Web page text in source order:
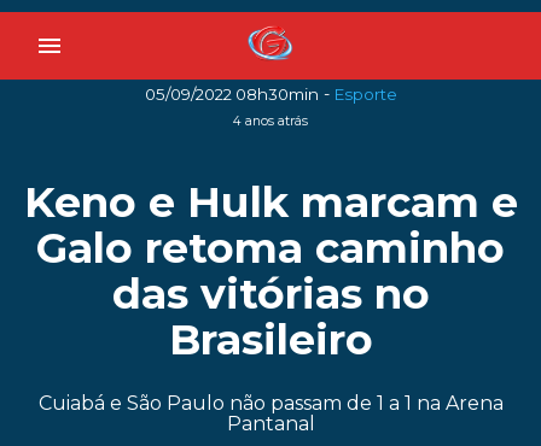
menu
05/09/2022 08h30min - Esporte
4 anos atrás
Keno e Hulk marcam e
Galo retoma caminho
das vitórias no
Brasileiro
Cuiabá e São Paulo não passam de 1 a 1 na Arena
Pantanal